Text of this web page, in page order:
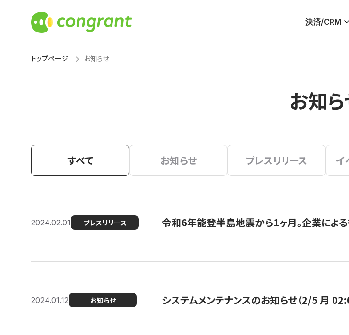
決済/CRM
トップページ お知らせ
お知
すべて お知らせ プレスリリース イ
2024.02.01 プレスリリース 令和6年能登半島地震から1ヶ月。企業によ
2024.01.12 お知らせ システムメンテナンスのお知らせ（2/5 月